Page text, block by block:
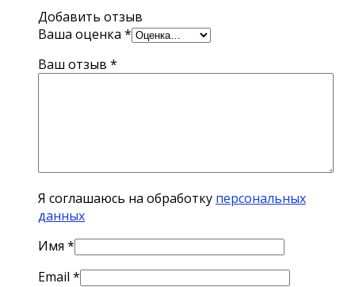
Добавить отзыв
Ваша оценка *
Ваш отзыв *
Я соглашаюсь на обработку персональных
данных
Имя *
Email *